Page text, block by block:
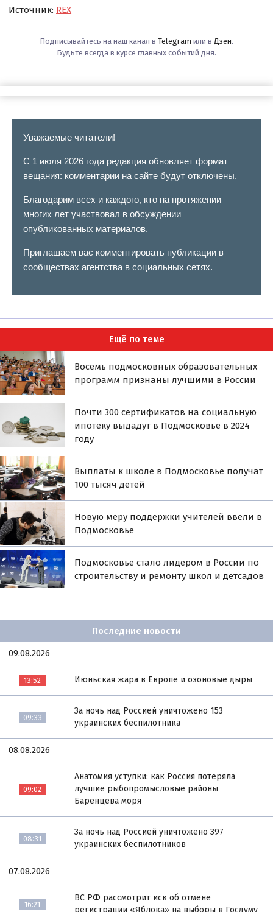
Источник: REX
Подписывайтесь на наш канал в Telegram или в Дзен.
Будьте всегда в курсе главных событий дня.
Уважаемые читатели!
С 1 июля 2026 года редакция обновляет формат
вещания: комментарии на сайте будут отключены.
Благодарим всех и каждого, кто на протяжении
многих лет участвовал в обсуждении
опубликованных материалов.
Приглашаем вас комментировать публикации в
сообществах агентства в социальных сетях.
Ещё по теме
Восемь подмосковных образовательных
программ признаны лучшими в России
Почти 300 сертификатов на социальную
ипотеку выдадут в Подмосковье в 2024
году
Выплаты к школе в Подмосковье получат
100 тысяч детей
Новую меру поддержки учителей ввели в
Подмосковье
Подмосковье стало лидером в России по
строительству и ремонту школ и детсадов
Последние новости
09.08.2026
13:52 Июньская жара в Европе и озоновые дыры
09:33
За ночь над Россией уничтожено 153
украинских беспилотника
08.08.2026
09:02
Анатомия уступки: как Россия потеряла
лучшие рыбопромысловые районы
Баренцева моря
08:31
За ночь над Россией уничтожено 397
украинских беспилотников
07.08.2026
16:21
ВС РФ рассмотрит иск об отмене
регистрации «Яблока» на выборы в Госдуму